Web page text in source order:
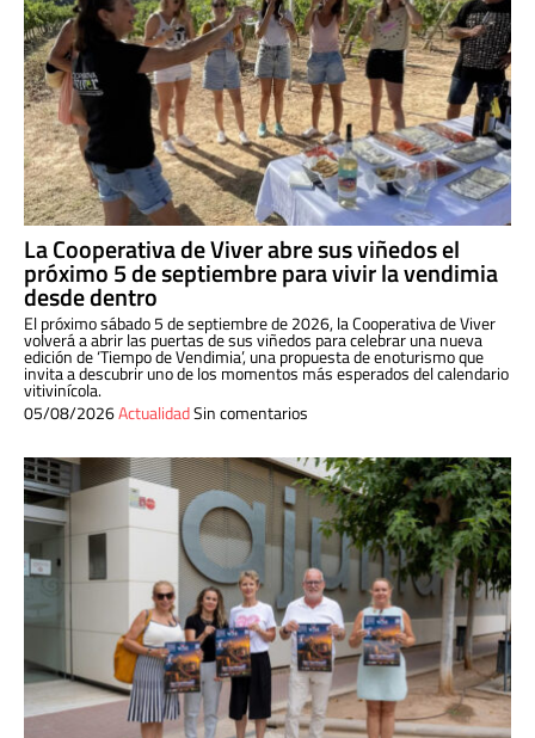
La Cooperativa de Viver abre sus viñedos el
próximo 5 de septiembre para vivir la vendimia
desde dentro
El próximo sábado 5 de septiembre de 2026, la Cooperativa de Viver
volverá a abrir las puertas de sus viñedos para celebrar una nueva
edición de ‘Tiempo de Vendimia’, una propuesta de enoturismo que
invita a descubrir uno de los momentos más esperados del calendario
vitivinícola.
05/08/2026ActualidadSin comentarios